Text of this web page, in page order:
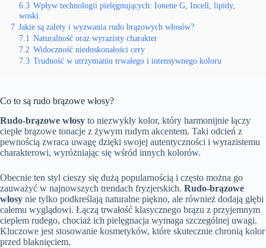
6.3 Wpływ technologii pielęgnujących: Ionene G, Incell, lipidy,
woski
7 Jakie są zalety i wyzwania rudo brązowych włosów?
7.1 Naturalność oraz wyrazisty charakter
7.2 Widoczność niedoskonałości cery
7.3 Trudność w utrzymaniu trwałego i intensywnego koloru
Co to są rudo brązowe włosy?
Rudo-brązowe włosy to niezwykły kolor, który harmonijnie łączy
ciepłe brązowe tonacje z żywym rudym akcentem. Taki odcień z
pewnością zwraca uwagę dzięki swojej autentyczności i wyrazistemu
charakterowi, wyróżniając się wśród innych kolorów.
Obecnie ten styl cieszy się dużą popularnością i często można go
zauważyć w najnowszych trendach fryzjerskich. Rudo-brązowe
włosy nie tylko podkreślają naturalne piękno, ale również dodają głębi
całemu wyglądowi. Łączą trwałość klasycznego brązu z przyjemnym
ciepłem rudego, chociaż ich pielęgnacja wymaga szczególnej uwagi.
Kluczowe jest stosowanie kosmetyków, które skutecznie chronią kolor
przed blaknięciem.